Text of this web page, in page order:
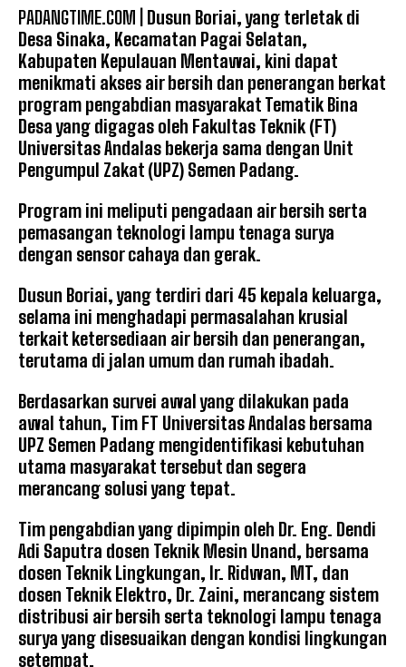
PADANGTIME.COM | Dusun Boriai, yang terletak di
Desa Sinaka, Kecamatan Pagai Selatan,
Kabupaten Kepulauan Mentawai, kini dapat
menikmati akses air bersih dan penerangan berkat
program pengabdian masyarakat Tematik Bina
Desa yang digagas oleh Fakultas Teknik (FT)
Universitas Andalas bekerja sama dengan Unit
Pengumpul Zakat (UPZ) Semen Padang.
Program ini meliputi pengadaan air bersih serta
pemasangan teknologi lampu tenaga surya
dengan sensor cahaya dan gerak.
Dusun Boriai, yang terdiri dari 45 kepala keluarga,
selama ini menghadapi permasalahan krusial
terkait ketersediaan air bersih dan penerangan,
terutama di jalan umum dan rumah ibadah.
Berdasarkan survei awal yang dilakukan pada
awal tahun, Tim FT Universitas Andalas bersama
UPZ Semen Padang mengidentifikasi kebutuhan
utama masyarakat tersebut dan segera
merancang solusi yang tepat.
Tim pengabdian yang dipimpin oleh Dr. Eng. Dendi
Adi Saputra dosen Teknik Mesin Unand, bersama
dosen Teknik Lingkungan, Ir. Ridwan, MT, dan
dosen Teknik Elektro, Dr. Zaini, merancang sistem
distribusi air bersih serta teknologi lampu tenaga
surya yang disesuaikan dengan kondisi lingkungan
setempat.